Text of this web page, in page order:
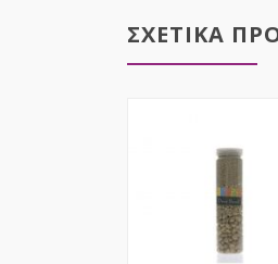
ΣΧΕΤΙΚΑ